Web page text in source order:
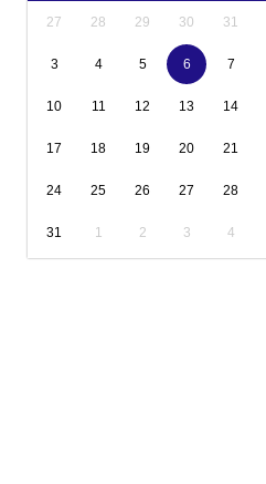
27 28 29 30 31
3 4 5 6 7
10 11 12 13 14
17 18 19 20 21
24 25 26 27 28
31 1 2 3 4